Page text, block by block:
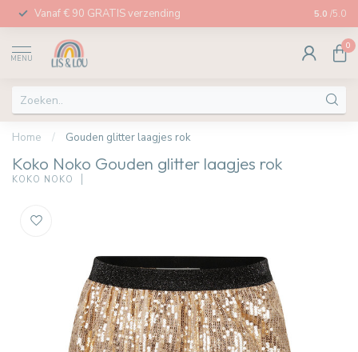
Vanaf € 90 GRATIS verzending Afhalen
5.0 /5.0
MENU
0
Home / Gouden glitter laagjes rok
Koko Noko Gouden glitter laagjes rok
KOKO NOKO